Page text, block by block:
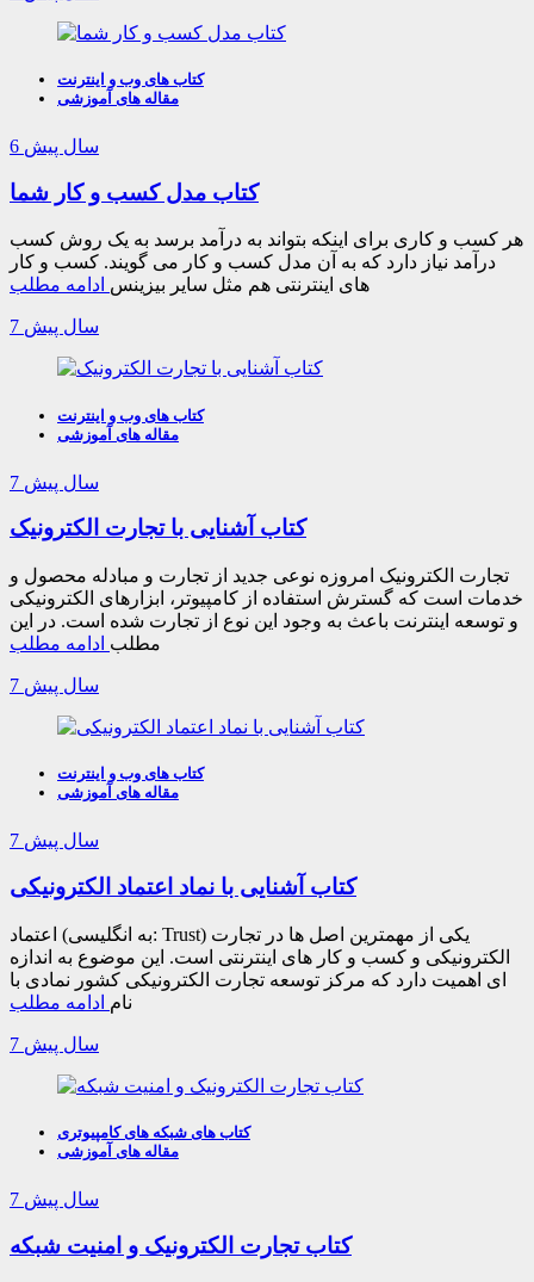
کتاب های وب و اینترنت
مقاله های آموزشی
6 سال پیش
کتاب مدل کسب و کار شما
هر کسب و کاری برای اینکه بتواند به درآمد برسد به یک روش کسب
درآمد نیاز دارد که به آن مدل کسب و کار می گویند. کسب و کار
های اینترنتی هم مثل سایر بیزینس ادامه مطلب
7 سال پیش
کتاب های وب و اینترنت
مقاله های آموزشی
7 سال پیش
کتاب آشنایی با تجارت الکترونیک
تجارت الکترونیک امروزه نوعی جدید از تجارت و مبادله محصول و
خدمات است که گسترش استفاده از کامپیوتر، ابزارهای الکترونیکی
و توسعه اینترنت باعث به وجود این نوع از تجارت شده است. در این
مطلب ادامه مطلب
7 سال پیش
کتاب های وب و اینترنت
مقاله های آموزشی
7 سال پیش
کتاب آشنایی با نماد اعتماد الکترونیکی
اعتماد (به انگلیسی: Trust) یکی از مهمترین اصل ها در تجارت
الکترونیکی و کسب و کار های اینترنتی است. این موضوع به اندازه
ای اهمیت دارد که مرکز توسعه تجارت الکترونیکی کشور نمادی با
نام ادامه مطلب
7 سال پیش
کتاب های شبکه های کامپیوتری
مقاله های آموزشی
7 سال پیش
کتاب تجارت الکترونیک و امنیت شبکه